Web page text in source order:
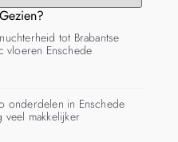
tot Brabantse
vloeren Enschede
onderdelen in Enschede
veel makkelijker